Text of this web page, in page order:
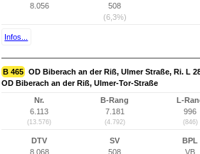
8.056
508
(6,3%)
Infos...
B 465 OD Biberach an der Riß, Ulmer Straße, Ri. L
OD Biberach an der Riß, Ulmer-Tor-Straße
Nr.
6.113
(13.576)
B-Rang
7.181
(4.792)
L-
996
(846)
DTV
8.068
SV
508
BPL
VB